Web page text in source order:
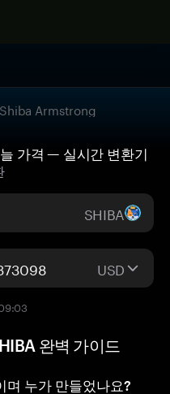
Shiba Armstrong
가격 — 실시간 변환기
SHIBA
USD
완벽 가이드
누가 만들었나요?